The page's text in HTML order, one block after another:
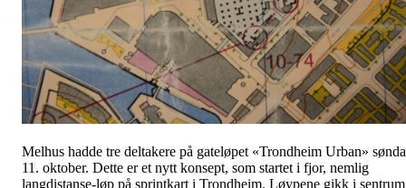
Melhus hadde tre deltakere på gateløpet «Trondheim Urban»
11. oktober. Dette er et nytt konsept, som startet i fjor, nemlig
langdistanse-løp på sprintkart i Trondheim. Løypene gikk i